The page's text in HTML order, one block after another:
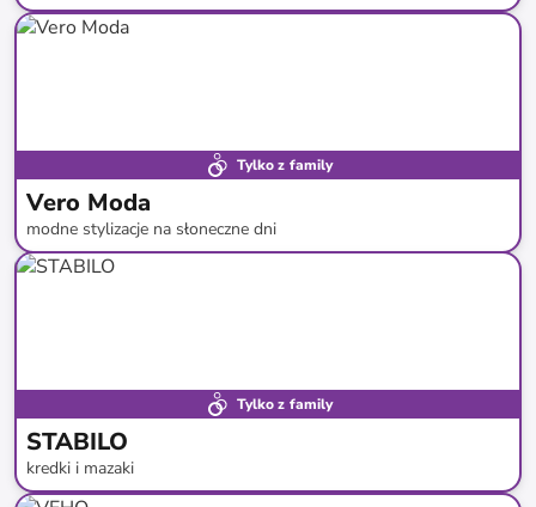
do-79%*
Tylko z family
Vero Moda
modne stylizacje na słoneczne dni
do-49 %*
Tylko z family
STABILO
kredki i mazaki